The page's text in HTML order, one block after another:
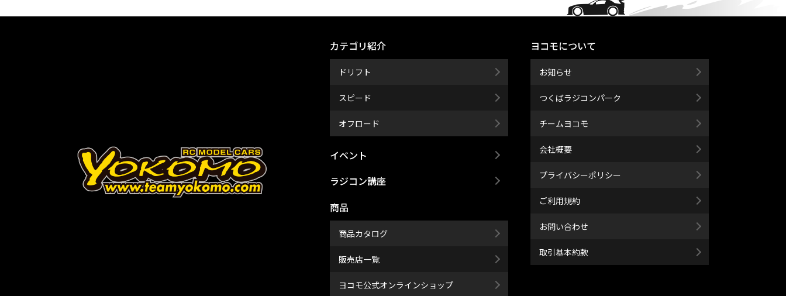
カテゴリ紹介
ドリフト
スピード
オフロード
イベント
ラジコン講座
商品
商品カタログ
販売店一覧
ヨコモ公式オンラインショップ
ヨコモについて
お知らせ
つくばラジコンパーク
チームヨコモ
会社概要
プライバシーポリシー
ご利用規約
お問い合わせ
取引基本約款